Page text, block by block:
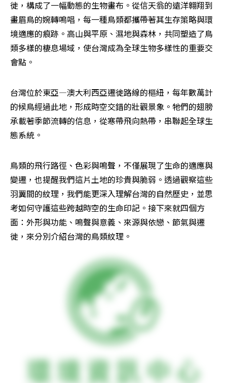
徙，構成了一幅動態的生物畫布。從信天翁的遠洋翱翔到
畫眉鳥的婉轉鳴唱，每一種鳥類都攜帶著其生存策略與環
境適應的痕跡。高山與平原、濕地與森林，共同塑造了鳥
類多樣的棲息場域，使台灣成為全球生物多樣性的重要交
會點。
台灣位於東亞—澳大利西亞遷徙路線的樞紐，每年數萬計
的候鳥經過此地，形成時空交錯的壯觀景象。牠們的翅膀
承載著季節流轉的信息，從寒帶飛向熱帶，串聯起全球生
態系統。
鳥類的飛行路徑、色彩與鳴聲，不僅展現了生命的適應與
變遷，也提醒我們這片土地的珍貴與脆弱。透過觀察這些
羽翼間的紋理，我們能更深入理解台灣的自然歷史，並思
考如何守護這些跨越時空的生命印記。接下來就四個方
面：外形與功能、鳴聲與意義、來源與依戀、節氣與遷
徙，來分別介紹台灣的鳥類紋理。